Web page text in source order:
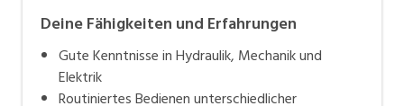
Deine Fähigkeiten und Erfahrungen
Gute Kenntnisse in Hydraulik, Mechanik und
Elektrik
Routiniertes Bedienen unterschiedlicher